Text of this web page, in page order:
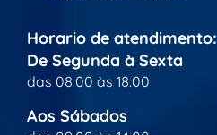
Horario de atendimento:
De Segunda à Sexta
das 08:00 às 18:00
Aos Sábados